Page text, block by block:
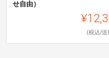
せ自由）
(税込/送